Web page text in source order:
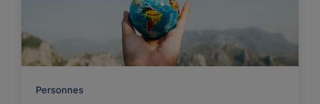
Personnes